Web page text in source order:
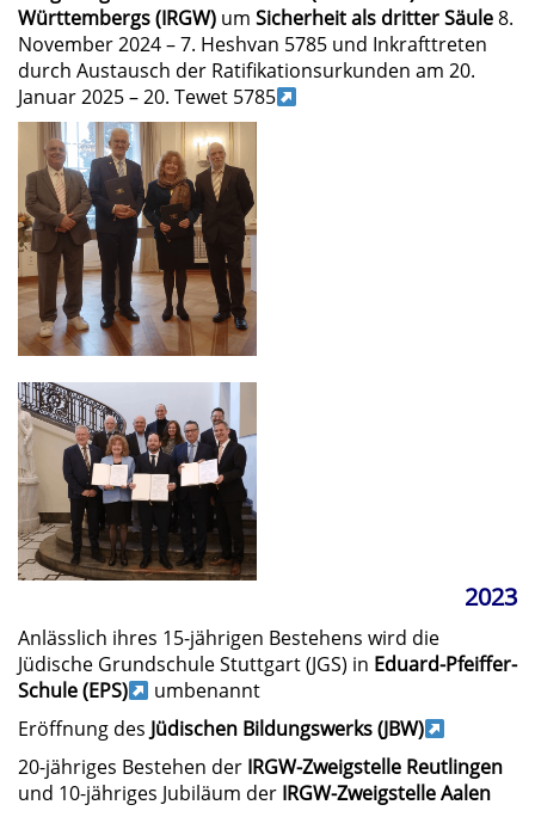
Württembergs (IRGW) um Sicherheit als dritter Säule8.
November 2024 – 7. Heshvan 5785 und Inkrafttreten
durch Austausch der Ratifikationsurkunden am 20.
Januar 2025 – 20. Tewet 5785
2023
Anlässlich ihres 15-jährigen Bestehens wird die
Jüdische Grundschule Stuttgart (JGS) in Eduard-Pfeiffer-
Schule (EPS)
umbenannt
Eröffnung des Jüdischen Bildungswerks (JBW)
20-jähriges Bestehen der IRGW-Zweigstelle Reutlingen
und 10-jähriges Jubiläum der IRGW-Zweigstelle Aalen